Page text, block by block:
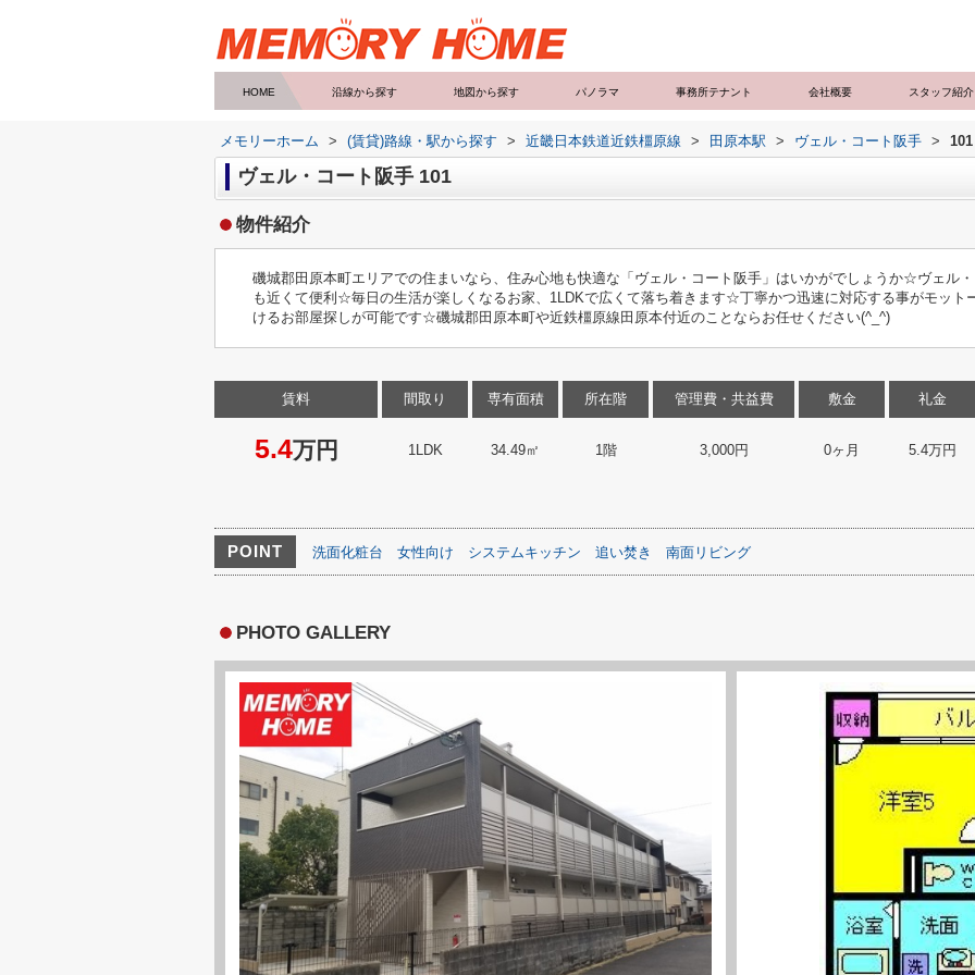
HOME 沿線から探す 地図から探す パノラマ 事務所テナント 会社概要 スタッフ紹介
メモリーホーム > (賃貸)路線・駅から探す > 近畿日本鉄道近鉄橿原線 > 田原本駅 > ヴェル・コート阪手 > 101
ヴェル・コート阪手 101
物件紹介
磯城郡田原本町エリアでの住まいなら、住み心地も快適な「ヴェル・コート阪手」はいかがでしょうか☆ヴェル
も近くて便利☆毎日の生活が楽しくなるお家、1LDKで広くて落ち着きます☆丁寧かつ迅速に対応する事がモット
けるお部屋探しが可能です☆磯城郡田原本町や近鉄橿原線田原本付近のことならお任せください(^_^)
賃料
5.4万円
間取り
1LDK
専有面積
34.49㎡
所在階
1階
管理費・共益費
3,000円
敷金
0ヶ月
礼金
5.4万円
POINT 洗面化粧台 女性向け システムキッチン 追い焚き 南面リビング
PHOTO GALLERY